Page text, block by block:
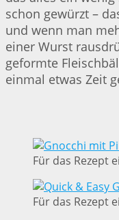
schon gewürzt –
und wenn man
einer Wurst
geformte
einmal etwas Zeit
Für das Rezept
Für das Rezept